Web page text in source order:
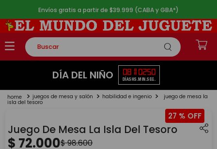
Envíos gratis a partir de $39.999 (CABA y GBA*)
Buscar
TÉRMINOS MÁS BUSCADOS
2.
lego
4.
monopatin
DÍA DEL NIÑO 08
DÍAS
11
HS.
02
MIN.
50
SEG.
juegos de mesa y salón habilidad e ingenio juego de mesa la
isla del tesoro
27 %
Juego De Mesa La Isla Del Tesoro
$ 72.000$98.600